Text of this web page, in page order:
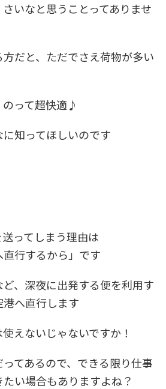
いなと思うことってありませ
だと、ただでさえ荷物が多い
って超快適♪
知ってほしいのです
ってしまう理由は
行するから」 です
、深夜に出発する便を利用す
へ直行します
えないじゃないですか！
てあるので、できる限り仕事
い場合もありますよね？